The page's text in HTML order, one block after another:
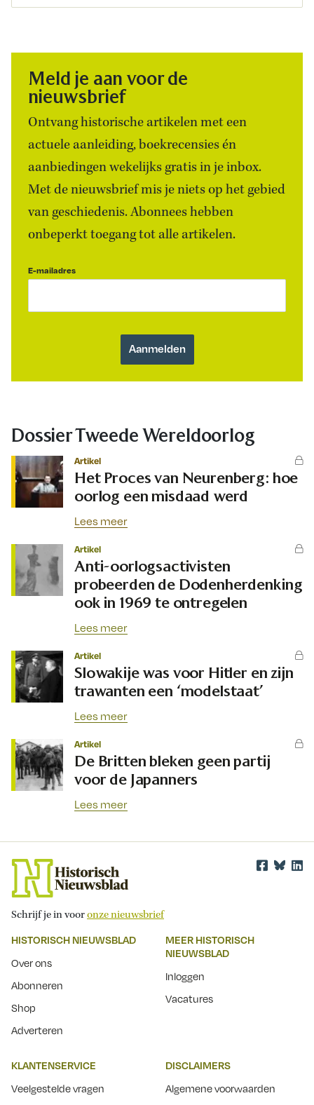
Meld je aan voor de
nieuwsbrief
Ontvang historische artikelen met een
actuele aanleiding, boekrecensies én
aanbiedingen wekelijks gratis in je inbox.
Met de nieuwsbrief mis je niets op het gebied
van geschiedenis. Abonnees hebben
onbeperkt toegang tot alle artikelen.
E-mailadres
Dossier Tweede Wereldoorlog
Artikel
Het Proces van Neurenberg: hoe
oorlog een misdaad werd
Lees meer
Artikel
Anti-oorlogsactivisten
probeerden de Dodenherdenking
ook in 1969 te ontregelen
Lees meer
Artikel
Slowakije was voor Hitler en zijn
trawanten een ‘modelstaat’
Lees meer
Artikel
De Britten bleken geen partij
voor de Japanners
Lees meer
Schrijf je in vooronze nieuwsbrief
HISTORISCH NIEUWSBLAD
Over ons
Abonneren
Shop
Adverteren
MEER HISTORISCH
NIEUWSBLAD
Inloggen
Vacatures
KLANTENSERVICE
Veelgestelde vragen
DISCLAIMERS
Algemene voorwaarden